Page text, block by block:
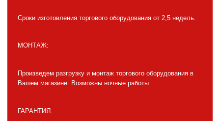
Сроки изготовления торгового оборудования от 2,5 недель.
МОНТАЖ:
Произведем разгрузку и монтаж торгового оборудования в
Вашем магазине. Возможны ночные работы.
ГАРАНТИЯ: